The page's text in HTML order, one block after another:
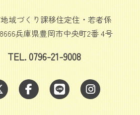
域づくり課移住定住・若者係
兵庫県豊岡市中央町2番 4号
TEL. 0796-21-9008